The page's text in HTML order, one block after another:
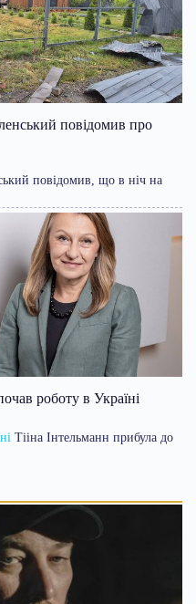
повідомив про
повідомив, що в ніч на
роботу в Україні
Тііна Інтельманн прибула до